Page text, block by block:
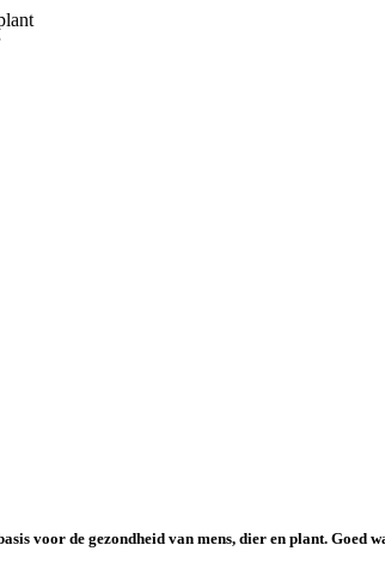
voor de gezondheid van mens, dier en plant.